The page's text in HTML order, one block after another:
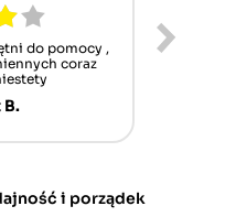
do pomocy ,
coraz
i porządek